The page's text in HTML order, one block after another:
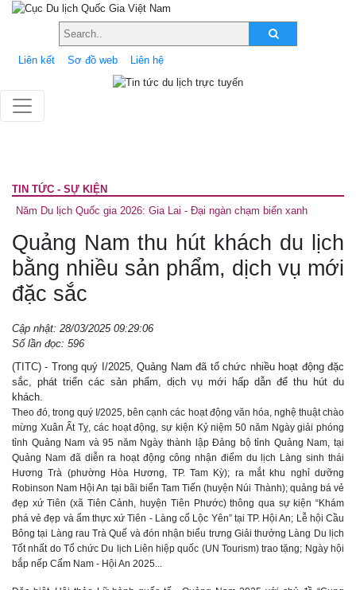
Liên kết Sơ đồ web Liên hệ
TIN TỨC - SỰ KIỆN
Năm Du lịch Quốc gia 2026: Gia Lai - Đại ngàn chạm biển xanh
Quảng Nam thu hút khách du lịch
bằng nhiều sản phẩm, dịch vụ mới
đặc sắc
Cập nhật: 28/03/2025 09:29:06
Số lần đọc: 596
(TITC) - Trong quý I/2025, Quảng Nam đã tổ chức nhiều hoạt động đặc
sắc, phát triển các sản phẩm, dịch vụ mới hấp dẫn để thu hút du
khách.
Theo đó, trong quý I/2025, bên cạnh các hoạt động văn hóa, nghệ thuật chào
mừng Xuân Ất Tỵ, các hoạt động, sự kiện Kỷ niệm 50 năm Ngày giải phóng
tỉnh Quảng Nam và 95 năm Ngày thành lập Đảng bộ tỉnh Quảng Nam, tại
Quảng Nam đã diễn ra hoạt động công nhận điểm du lịch Làng sinh thái
Hương Trà (phường Hòa Hương, TP. Tam Kỳ); ra mắt khu nghỉ dưỡng
Robinson Nam Hội An tại bãi biển Tam Tiến (huyện Núi Thành); quảng bá vẻ
đẹp xứ Tiên (xã Tiên Cảnh, huyện Tiên Phước) thông qua sự kiện “Khám
phá vẻ đẹp và ẩm thực xứ Tiên - Làng cổ Lộc Yên” tại TP. Hội An; Lễ hội Cầu
Bông tại Làng rau Trà Quế và đón nhận biểu trưng Giải thưởng Làng Du lịch
Tốt nhất do Tổ chức Du lịch Liên hiệp quốc (UN Tourism) trao tặng; Ngày hội
bắp nếp Cẩm Nam - Hội An 2025...